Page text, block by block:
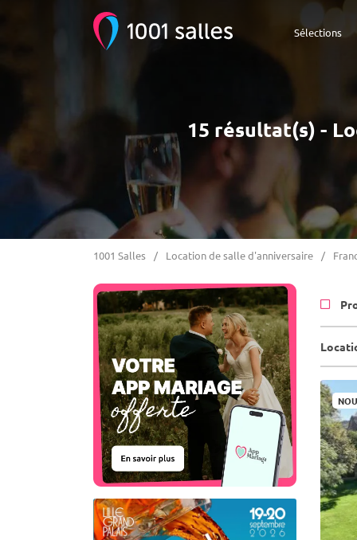
Sélections
15 résultat(s) -
1001 Salles Location de salle d'anniversaire